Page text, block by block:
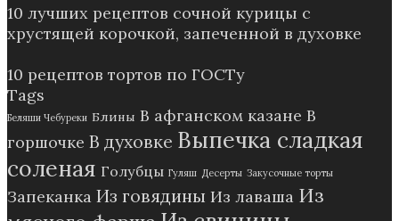
10 лучших рецептов сочной курицы с
хрустящей корочкой, запеченной в духовке
10 рецептов тортов по ГОСТу
Tags
Беляши Чебуреки Блины В афганском казане В
горшочке В духовке Выпечка сладкая
соленая Голубцы Гуляш Десерты Закусочные торты
Запеканка Из говядины Из лаваша Из